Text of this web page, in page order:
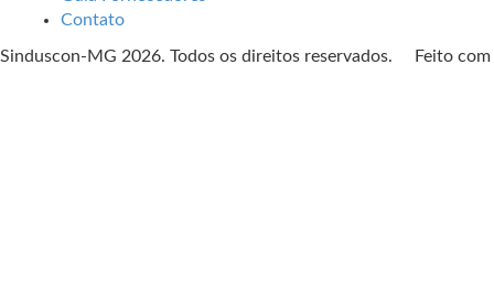
Contato
Sinduscon-MG 2026. Todos os direitos reservados. Feito com